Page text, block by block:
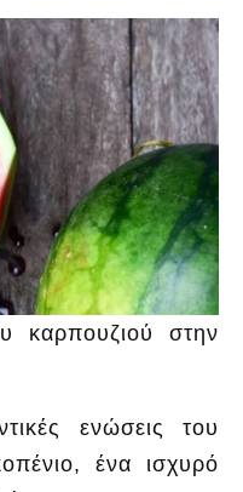
καρπουζιού στην
ενώσεις του
ένα ισχυρό